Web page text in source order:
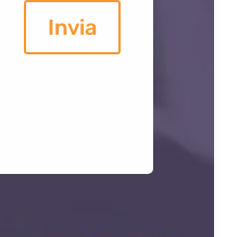
Invia